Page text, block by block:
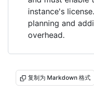
instance's
planning and
overhead.
复制为 Markdown 格式